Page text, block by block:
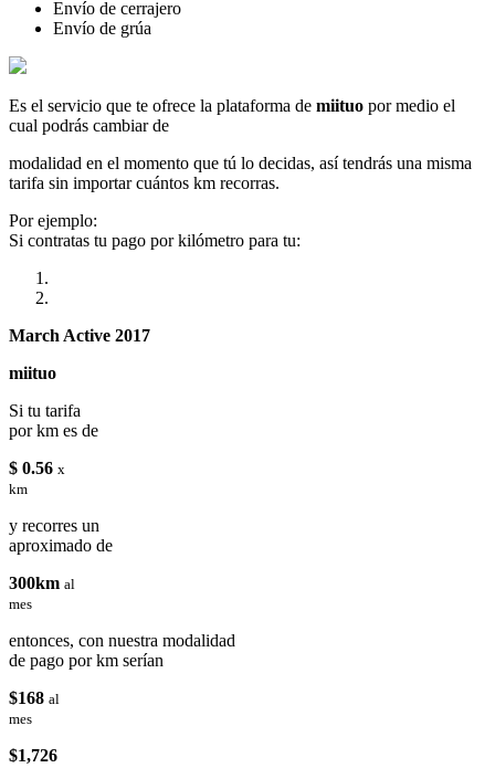
Envío de cerrajero
Envío de grúa
Es el servicio que te ofrece la plataforma de miituo por medio el
cual podrás cambiar de
modalidad en el momento que tú lo decidas, así tendrás una misma
tarifa sin importar cuántos km recorras.
Por ejemplo:
Si contratas tu pago por kilómetro para tu:
March Active 2017
miituo
Si tu tarifa
por km es de
$ 0.56 x
km
y recorres un
aproximado de
300km al
mes
entonces, con nuestra modalidad
de pago por km serían
$168 al
mes
$1,726